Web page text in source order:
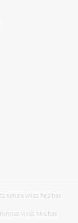
satura visas tiesības
visas tiesības